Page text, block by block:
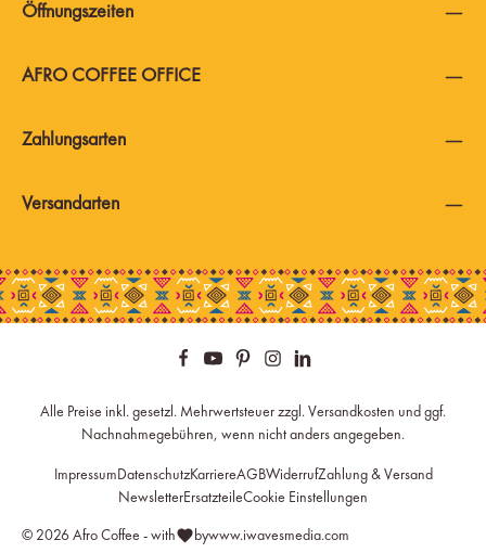
AFRO COFFEE OFFICE
Zahlungsarten
Öffnungszeiten
Versandarten
Alle Preise inkl. gesetzl. Mehrwertsteuer zzgl.Versandkosten und ggf.
Nachnahmegebühren, wenn nicht anders angegeben.
© 2026 Afro Coffee - with bywww.iwavesmedia.com
ImpressumDatenschutzKarriereAGBWiderrufZahlung & Versand
NewsletterErsatzteileCookie Einstellungen